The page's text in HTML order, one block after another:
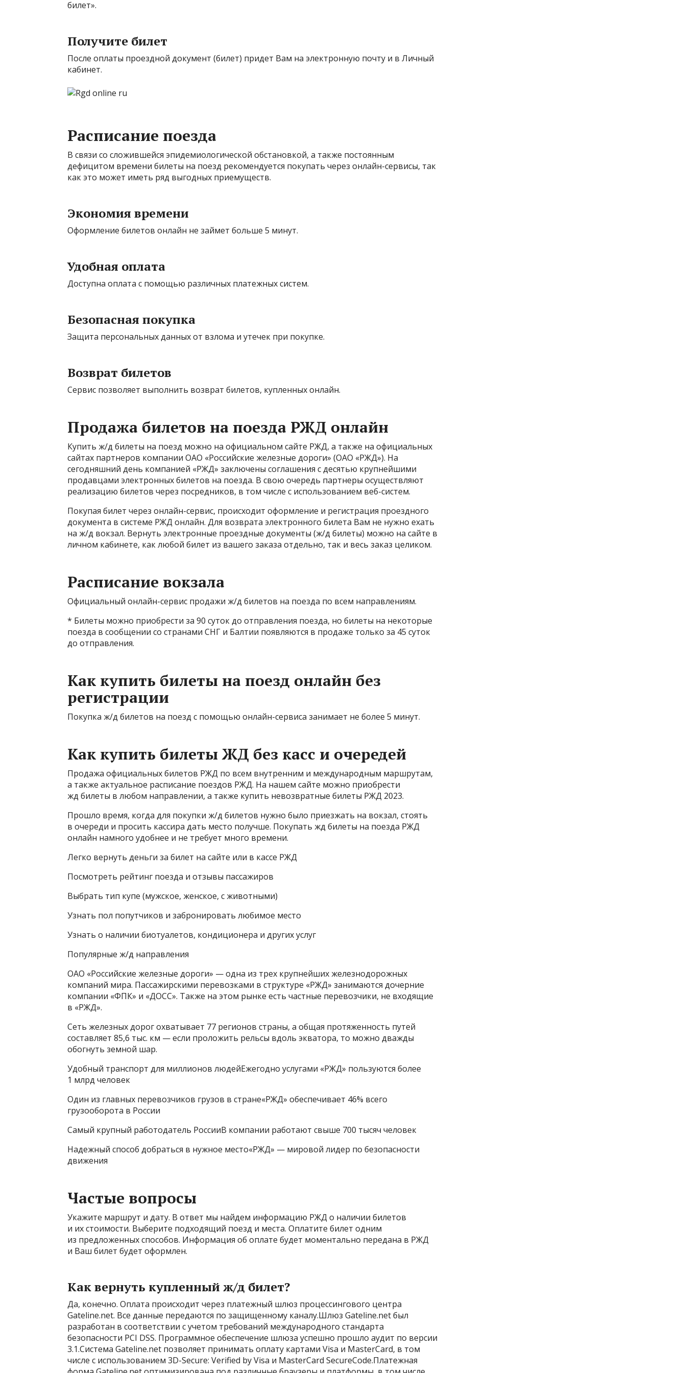
билет».
Получите билет
После оплаты проездной документ (билет) придет Вам на электронную почту и в Личный
кабинет.
Расписание поезда
В связи со сложившейся эпидемиологической обстановкой, а также постоянным
дефицитом времени билеты на поезд рекомендуется покупать через онлайн-сервисы, так
как это может иметь ряд выгодных приемуществ.
Экономия времени
Оформление билетов онлайн не займет больше 5 минут.
Удобная оплата
Доступна оплата с помощью различных платежных систем.
Безопасная покупка
Защита персональных данных от взлома и утечек при покупке.
Возврат билетов
Сервис позволяет выполнить возврат билетов, купленных онлайн.
Продажа билетов на поезда РЖД онлайн
Купить ж/д билеты на поезд можно на официальном сайте РЖД, а также на официальных
сайтах партнеров компании ОАО «Российские железные дороги» (ОАО «РЖД»). На
сегодняшний день компанией «РЖД» заключены соглашения с десятью крупнейшими
продавцами электронных билетов на поезда. В свою очередь партнеры осуществляют
реализацию билетов через посредников, в том числе с использованием веб-систем.
Покупая билет через онлайн-сервис, происходит оформление и регистрация проездного
документа в системе РЖД онлайн. Для возврата электронного билета Вам не нужно ехать
на ж/д вокзал. Вернуть электронные проездные документы (ж/д билеты) можно на сайте в
личном кабинете, как любой билет из вашего заказа отдельно, так и весь заказ целиком.
Расписание вокзала
Официальный онлайн-сервис продажи ж/д билетов на поезда по всем направлениям.
* Билеты можно приобрести за 90 суток до отправления поезда, но билеты на некоторые
поезда в сообщении со странами СНГ и Балтии появляются в продаже только за 45 суток
до отправления.
Как купить билеты на поезд онлайн без
регистрации
Покупка ж/д билетов на поезд с помощью онлайн-сервиса занимает не более 5 минут.
Как купить билеты ЖД без касс и очередей
Продажа официальных билетов РЖД по всем внутренним и международным маршрутам,
а также актуальное расписание поездов РЖД. На нашем сайте можно приобрести
жд билеты в любом направлении, а также купить невозвратные билеты РЖД 2023.
Прошло время, когда для покупки ж/д билетов нужно было приезжать на вокзал, стоять
в очереди и просить кассира дать место получше. Покупать жд билеты на поезда РЖД
онлайн намного удобнее и не требует много времени.
Легко вернуть деньги за билет на сайте или в кассе РЖД
Посмотреть рейтинг поезда и отзывы пассажиров
Выбрать тип купе (мужское, женское, с животными)
Узнать пол попутчиков и забронировать любимое место
Узнать о наличии биотуалетов, кондиционера и других услуг
Популярные ж/д направления
ОАО «Российские железные дороги» — одна из трех крупнейших железнодорожных
компаний мира. Пассажирскими перевозками в структуре «РЖД» занимаются дочерние
компании «ФПК» и «ДОСС». Также на этом рынке есть частные перевозчики, не входящие
в «РЖД».
Сеть железных дорог охватывает 77 регионов страны, а общая протяженность путей
составляет 85,6 тыс. км — если проложить рельсы вдоль экватора, то можно дважды
обогнуть земной шар.
Удобный транспорт для миллионов людейЕжегодно услугами «РЖД» пользуются более
1 млрд человек
Один из главных перевозчиков грузов в стране«РЖД» обеспечивает 46% всего
грузооборота в России
Самый крупный работодатель РоссииВ компании работают свыше 700 тысяч человек
Надежный способ добраться в нужное место«РЖД» — мировой лидер по безопасности
движения
Частые вопросы
Укажите маршрут и дату. В ответ мы найдем информацию РЖД о наличии билетов
и их стоимости. Выберите подходящий поезд и места. Оплатите билет одним
из предложенных способов. Информация об оплате будет моментально передана в РЖД
и Ваш билет будет оформлен.
Как вернуть купленный ж/д билет?
Да, конечно. Оплата происходит через платежный шлюз процессингового центра
Gateline.net. Все данные передаются по защищенному каналу.Шлюз Gateline.net был
разработан в соответствии с учетом требований международного стандарта
безопасности PCI DSS. Программное обеспечение шлюза успешно прошло аудит по версии
3.1.Система Gateline.net позволяет принимать оплату картами Visa и MasterCard, в том
числе с использованием 3D-Secure: Verified by Visa и MasterCard SecureCode.Платежная